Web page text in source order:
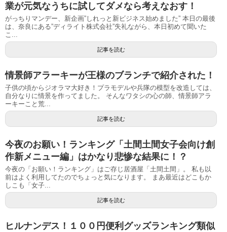
業が元気なうちに試してダメなら考えなおす！
がっちりマンデー、新企画”しれっと新ビジネス始めました” 本日の最後
は、奈良にある”ディライト株式会社”失礼ながら、本日初めて聞いた
こ...
記事を読む
情景師アラーキーが王様のブランチで紹介された！
子供の頃からジオラマ大好き！プラモデルや兵隊の模型を改造しては、
自分なりに情景を作ってました。 そんなワタシの心の師、情景師アラ
ーキーこと荒...
記事を読む
今夜のお願い！ランキング「土間土間女子会向け創
作新メニュー編」はかなり悲惨な結果に！？
今夜の「お願い！ランキング」はご存じ居酒屋「土間土間」。 私も以
前はよく利用してたのでちょっと気になります。 まあ最近はどこもか
しこも「女子...
記事を読む
ヒルナンデス！１００円便利グッズランキング類似